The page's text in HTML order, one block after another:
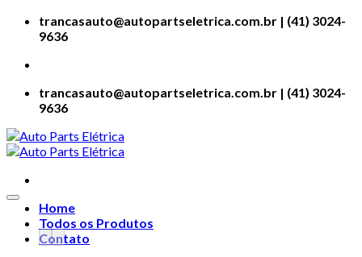
Skip
trancasauto@autopartseletrica.com.br | (41) 3024-
9636
trancasauto@autopartseletrica.com.br | (41) 3024-
9636
Home
Todos os Produtos
Contato